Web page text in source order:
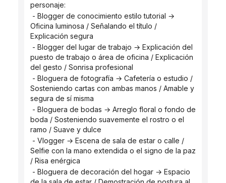
personaje:
Oficina luminosa / Señalando el título /
Explicación segura
puesto de trabajo o área de oficina / Explicación
del gesto / Sonrisa profesional
Sosteniendo cartas con ambas manos / Amable y
segura de sí misma
boda / Sosteniendo suavemente el rostro o el
ramo / Suave y dulce
Selfie con la mano extendida o el signo de la paz
/ Risa enérgica